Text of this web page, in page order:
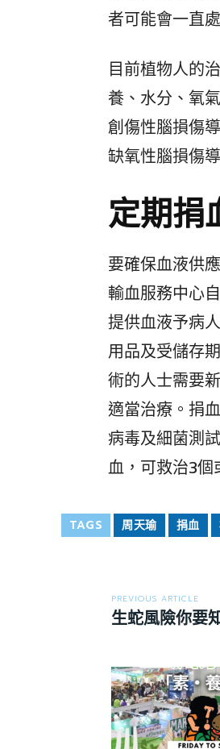
者可能會一直
目前植物人的
養、水分、氧
創傷性腦損傷
缺氧性腦損傷
定期捐
要確保血液供
輸血服務中心
提供血液予病
用品及受儲存
術的人士需要
適當治療。捐
病毒及細菌測
血，可救治3個
TAGS 周天瑜 捐血
PREVIOUS ARTICLE
生蛇風險你要